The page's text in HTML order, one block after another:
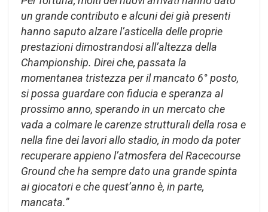
un grande contributo e alcuni dei già presenti
hanno saputo alzare l’asticella delle proprie
prestazioni dimostrandosi all’altezza della
Championship. Direi che, passata la
momentanea tristezza per il mancato 6° posto,
si possa guardare con fiducia e speranza al
prossimo anno, sperando in un mercato che
vada a colmare le carenze strutturali della rosa e
nella fine dei lavori allo stadio, in modo da poter
recuperare appieno l’atmosfera del Racecourse
Ground che ha sempre dato una grande spinta
ai giocatori e che quest’anno è, in parte,
mancata.”